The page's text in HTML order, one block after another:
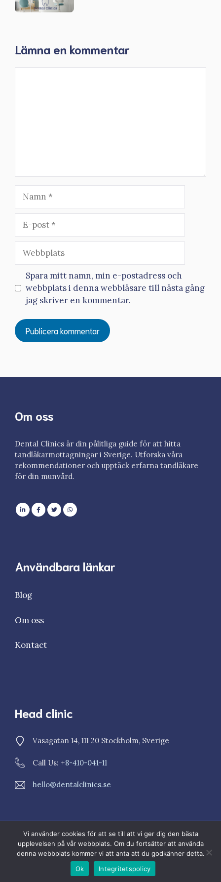
Lämna en kommentar
post
Webbplats
Spara mitt namn, min e-postadress och
webbplats i denna webbläsare till nästa gång
jag skriver en kommentar.
Om oss
Dental Clinics är din pålitliga guide för att hitta
tandläkarmottagningar i Sverige. Utforska våra
rekommendationer och upptäck erfarna tandläkare
för din munvård.
Användbara länkar
Blog
Om oss
Kontact
Head clinic
Vasagatan 14, 111 20 Stockholm, Sverige
Call Us: +8-410-041-11
hello@dentalclinics.se
© 2023 Dental Clinics
SekretesspolicyCookiepolicy
Vi använder cookies för att se till att vi ger dig den bästa
upplevelsen på vår webbplats. Om du fortsätter att använda
denna webbplats kommer vi att anta att du godkänner detta.
Ok
Integritetspolicy